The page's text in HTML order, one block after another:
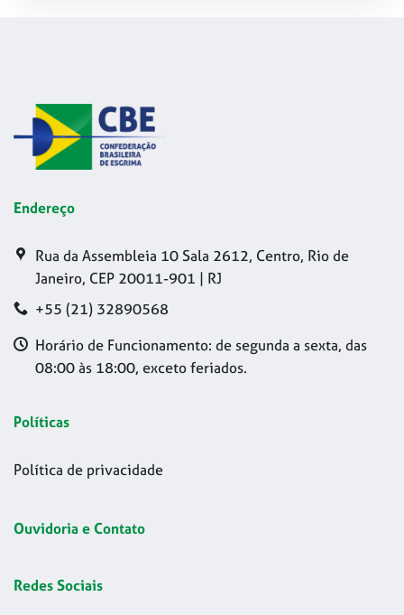
Endereço
Rua da Assembleia 10 Sala 2612, Centro, Rio de
Janeiro, CEP 20011-901 | RJ
+55 (21) 32890568
Horário de Funcionamento: de segunda a sexta, das
08:00 às 18:00, exceto feriados.
Políticas
Política de privacidade
Ouvidoria e Contato
Redes Sociais